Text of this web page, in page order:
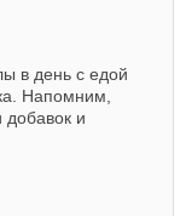
в день с едой
Напомним,
добавок и